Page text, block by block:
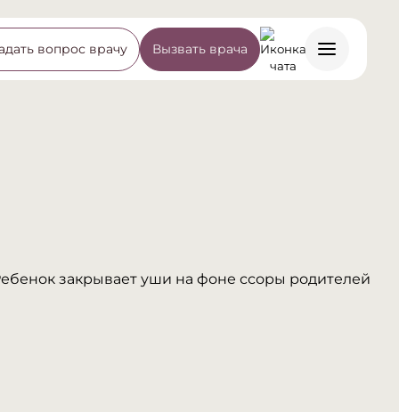
вопрос врачу Вызвать врача